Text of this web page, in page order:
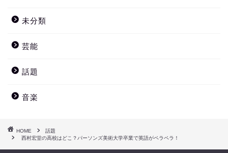
未分類
芸能
話題
音楽
HOME
話題
西村宏堂の高校はどこ？パーソンズ美術大学卒業で英語がペラペラ！